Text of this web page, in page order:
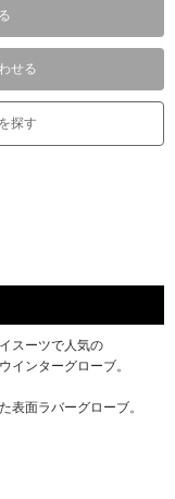
せる
探す
スーツで人気の
インターグローブ。
表面ラバーグローブ。